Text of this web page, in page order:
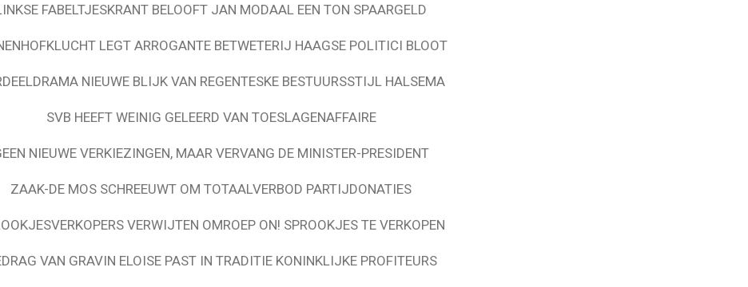
FABELTJESKRANT BELOOFT JAN MODAAL EEN TON SPAARGELD
LEGT ARROGANTE BETWETERIJ HAAGSE POLITICI BLOOT
NIEUWE BLIJK VAN REGENTESKE BESTUURSSTIJL HALSEMA
SVB HEEFT WEINIG GELEERD VAN TOESLAGENAFFAIRE
NIEUWE VERKIEZINGEN, MAAR VERVANG DE MINISTER-PRESIDENT
ZAAK-DE MOS SCHREEUWT OM TOTAALVERBOD PARTIJDONATIES
VERWIJTEN OMROEP ON! SPROOKJES TE VERKOPEN
VAN GRAVIN ELOISE PAST IN TRADITIE KONINKLIJKE PROFITEURS